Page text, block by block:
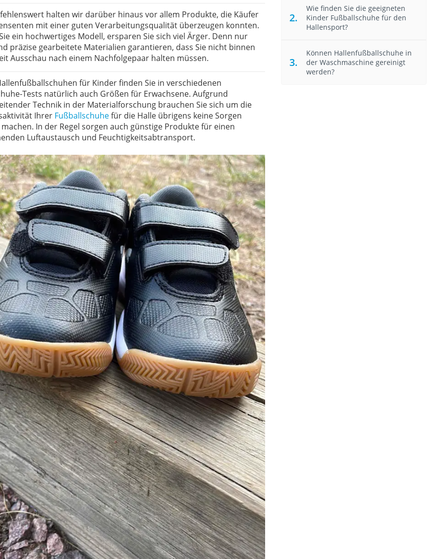
halten wir darüber hinaus vor allem Produkte, die Käufer
mit einer guten Verarbeitungsqualität überzeugen konnten.
ein hochwertiges Modell, ersparen Sie sich viel Ärger. Denn nur
präzise gearbeitete Materialien garantieren, dass Sie nicht binnen
Ausschau nach einem Nachfolgepaar halten müssen.
für Kinder finden Sie in verschiedenen
Tests natürlich auch Größen für Erwachsene. Aufgrund
Technik in der Materialforschung brauchen Sie sich um die
Ihrer Fußballschuhefür die Halle übrigens keine Sorgen
In der Regel sorgen auch günstige Produkte für einen
Luftaustausch und Feuchtigkeitsabtransport.
Wie finden Sie die geeigneten
Kinder Fußballschuhe für den
Hallensport?
Können Hallenfußballschuhe in
der Waschmaschine gereinigt
werden?